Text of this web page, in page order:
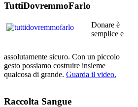
TuttiDovremmoFarlo
Donare è
semplice e
assolutamente sicuro. Con un piccolo
gesto possiamo costruire insieme
qualcosa di grande. Guarda il video.
Raccolta Sangue